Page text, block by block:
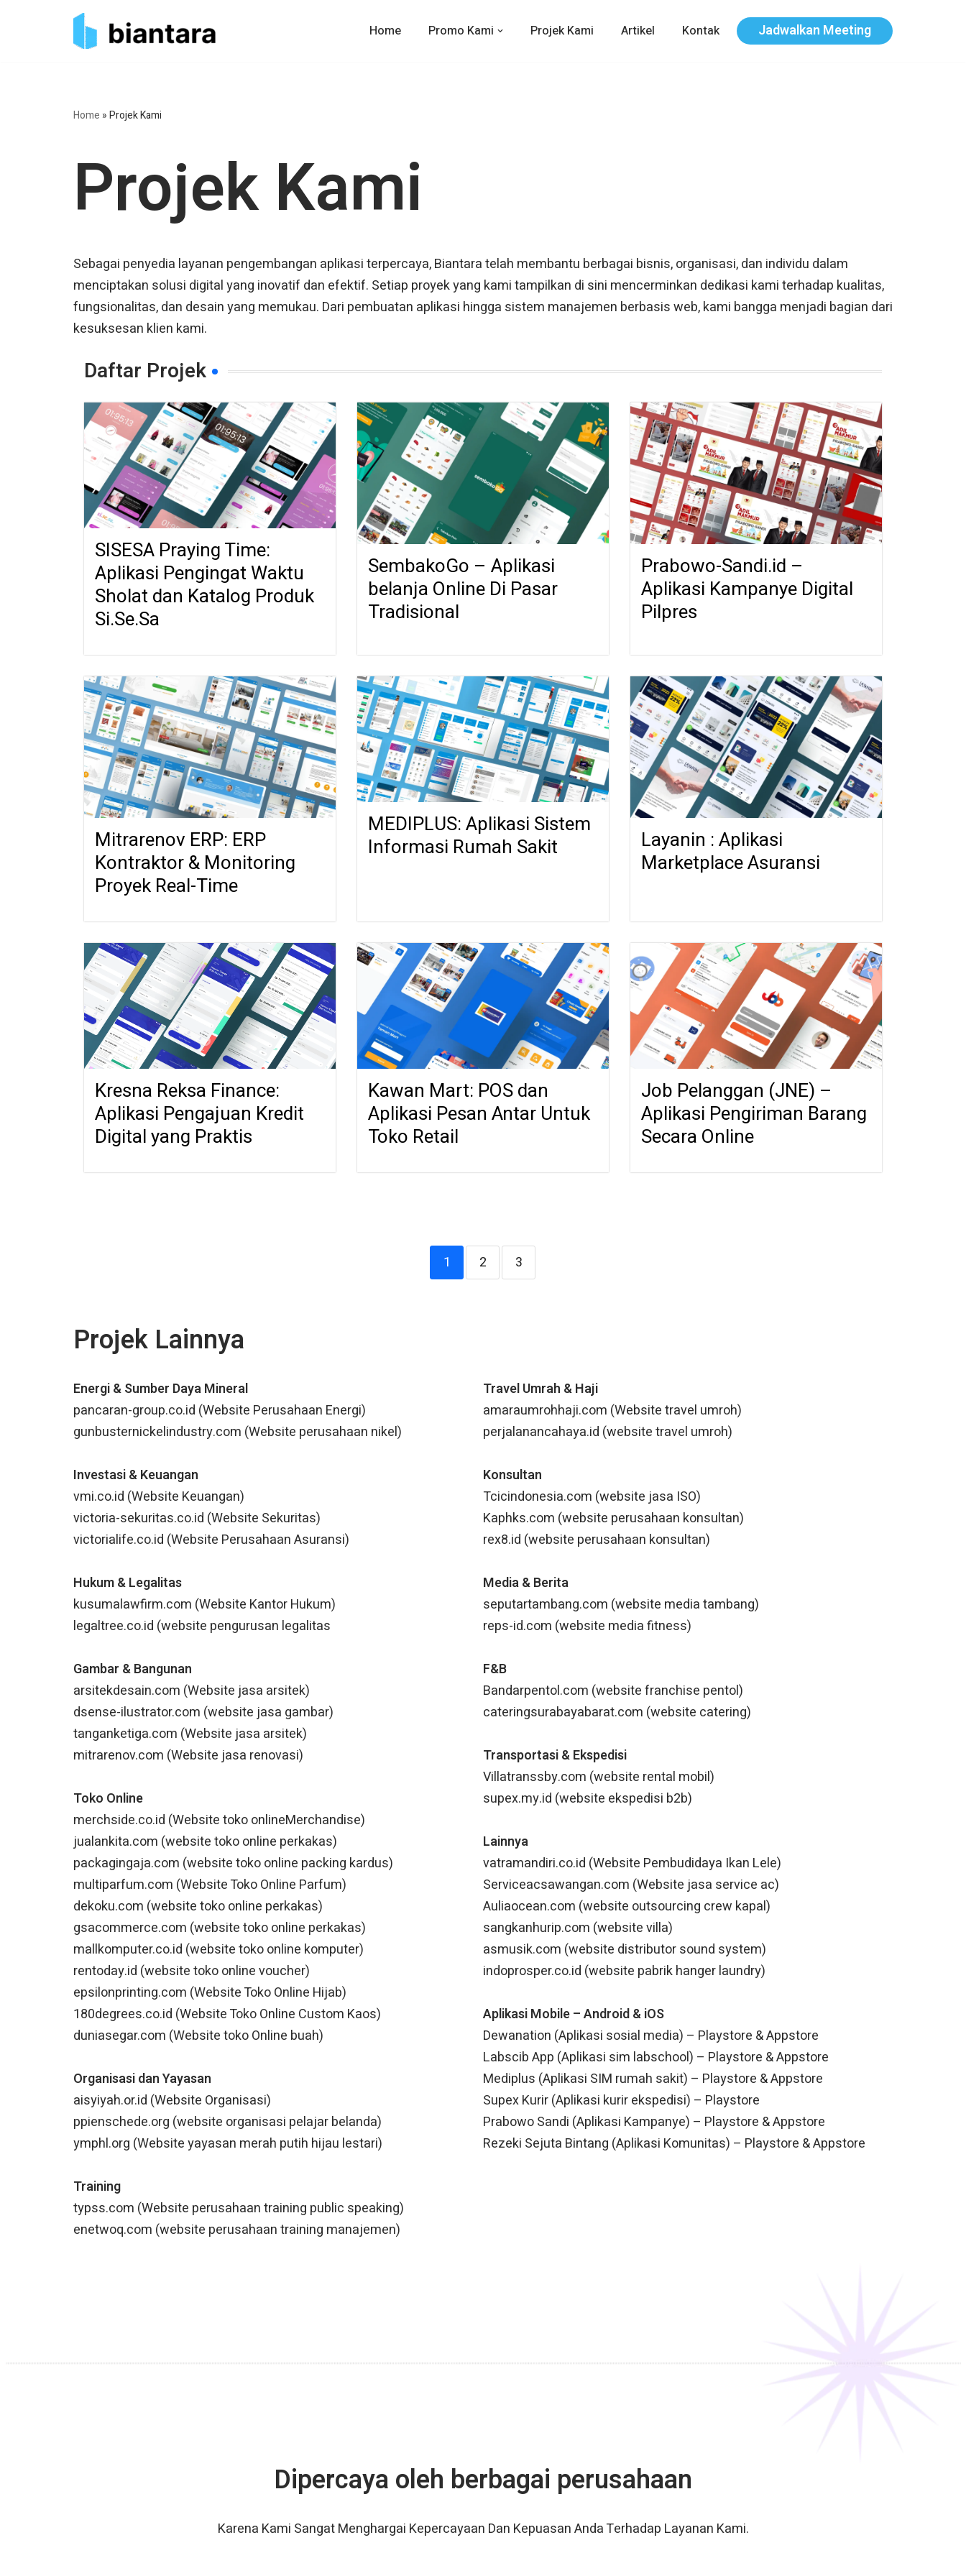
Home Promo Kami Projek Kami Artikel Kontak Jadwalkan Meeting
Home »Projek Kami
Projek Kami
Sebagai penyedia layanan pengembangan aplikasi terpercaya, Biantara telah membantu berbagai bisnis, organisasi, dan individu dalam
menciptakan solusi digital yang inovatif dan efektif. Setiap proyek yang kami tampilkan di sini mencerminkan dedikasi kami terhadap kualitas,
fungsionalitas, dan desain yang memukau. Dari pembuatan aplikasi hingga sistem manajemen berbasis web, kami bangga menjadi bagian dari
kesuksesan klien kami.
Daftar Projek
SISESA Praying Time:
Aplikasi Pengingat Waktu
Sholat dan Katalog Produk
Si.Se.Sa
SembakoGo – Aplikasi
belanja Online Di Pasar
Tradisional
Prabowo-Sandi.id –
Aplikasi Kampanye Digital
Pilpres
Mitrarenov ERP: ERP
Kontraktor & Monitoring
Proyek Real-Time
MEDIPLUS: Aplikasi Sistem
Informasi Rumah Sakit
Layanin : Aplikasi
Marketplace Asuransi
Kresna Reksa Finance:
Aplikasi Pengajuan Kredit
Digital yang Praktis
Kawan Mart: POS dan
Aplikasi Pesan Antar Untuk
Toko Retail
Job Pelanggan (JNE) –
Aplikasi Pengiriman Barang
Secara Online
1 2 3
Projek Lainnya
Energi & Sumber Daya Mineral
pancaran-group.co.id (Website Perusahaan Energi)
gunbusternickelindustry.com (Website perusahaan nikel)
Investasi & Keuangan
vmi.co.id (Website Keuangan)
victoria-sekuritas.co.id (Website Sekuritas)
victorialife.co.id (Website Perusahaan Asuransi)
Hukum & Legalitas
kusumalawfirm.com (Website Kantor Hukum)
legaltree.co.id (website pengurusan legalitas
Gambar & Bangunan
arsitekdesain.com (Website jasa arsitek)
dsense-ilustrator.com (website jasa gambar)
tanganketiga.com (Website jasa arsitek)
mitrarenov.com (Website jasa renovasi)
Toko Online
merchside.co.id (Website toko onlineMerchandise)
jualankita.com (website toko online perkakas)
packagingaja.com (website toko online packing kardus)
multiparfum.com (Website Toko Online Parfum)
dekoku.com (website toko online perkakas)
gsacommerce.com (website toko online perkakas)
mallkomputer.co.id (website toko online komputer)
rentoday.id (website toko online voucher)
epsilonprinting.com (Website Toko Online Hijab)
180degrees.co.id (Website Toko Online Custom Kaos)
duniasegar.com (Website toko Online buah)
Organisasi dan Yayasan
aisyiyah.or.id (Website Organisasi)
ppienschede.org (website organisasi pelajar belanda)
ymphl.org (Website yayasan merah putih hijau lestari)
Training
typss.com (Website perusahaan training public speaking)
enetwoq.com (website perusahaan training manajemen)
Travel Umrah & Haji
amaraumrohhaji.com (Website travel umroh)
perjalanancahaya.id (website travel umroh)
Konsultan
Tcicindonesia.com (website jasa ISO)
Kaphks.com (website perusahaan konsultan)
rex8.id (website perusahaan konsultan)
Media & Berita
seputartambang.com (website media tambang)
reps-id.com (website media fitness)
F&B
Bandarpentol.com (website franchise pentol)
cateringsurabayabarat.com (website catering)
Transportasi & Ekspedisi
Villatranssby.com (website rental mobil)
supex.my.id (website ekspedisi b2b)
Lainnya
vatramandiri.co.id (Website Pembudidaya Ikan Lele)
Serviceacsawangan.com (Website jasa service ac)
Auliaocean.com (website outsourcing crew kapal)
sangkanhurip.com (website villa)
asmusik.com (website distributor sound system)
indoprosper.co.id (website pabrik hanger laundry)
Aplikasi Mobile – Android & iOS
Dewanation (Aplikasi sosial media) – Playstore & Appstore
Labscib App (Aplikasi sim labschool) – Playstore & Appstore
Mediplus (Aplikasi SIM rumah sakit) – Playstore & Appstore
Supex Kurir (Aplikasi kurir ekspedisi) – Playstore
Prabowo Sandi (Aplikasi Kampanye) – Playstore & Appstore
Rezeki Sejuta Bintang (Aplikasi Komunitas) – Playstore & Appstore
Dipercaya oleh berbagai perusahaan
Karena Kami Sangat Menghargai Kepercayaan Dan Kepuasan Anda Terhadap Layanan Kami.